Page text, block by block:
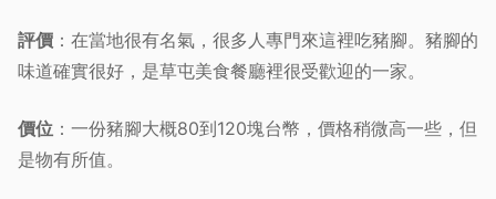
評價 ：在當地很有名氣，很多人專門來這裡吃豬腳。豬腳的
味道確實很好，是草屯美食餐廳裡很受歡迎的一家。
價位 ：一份豬腳大概80到120塊台幣，價格稍微高一些，但
是物有所值。